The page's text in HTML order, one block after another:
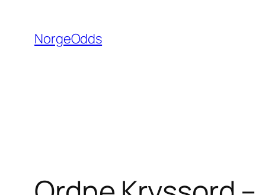
innhold
NorgeOdds